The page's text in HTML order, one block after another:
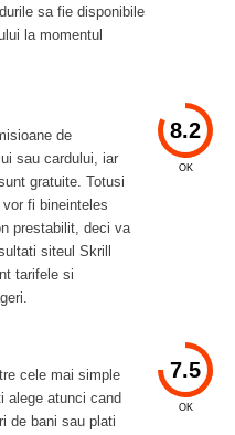
sa fie disponibile
la momentul
8.2
OK
de
sau cardului, iar
gratuite. Totusi
fi bineinteles
prestabilit, deci va
siteul Skrill
tarifele si
7.5
OK
cele mai simple
alege atunci cand
de bani sau plati